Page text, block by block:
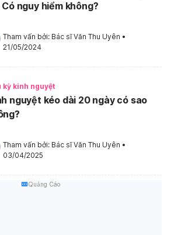
Có nguy hiểm không?
Tham vấn bởi: Bác sĩ Văn Thu Uyên •
21/05/2024
kỳ kinh nguyệt
nguyệt kéo dài 20 ngày có sao
Tham vấn bởi: Bác sĩ Văn Thu Uyên •
03/04/2025
Quảng Cáo